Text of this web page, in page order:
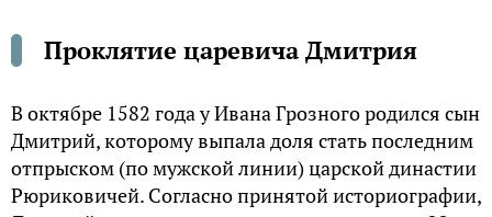
Проклятие царевича Дмитрия
В октябре 1582 года у Ивана Грозного родился сын
Дмитрий, которому выпала доля стать последним
отпрыском (по мужской линии) царской династии
Рюриковичей. Согласно принятой историографии,